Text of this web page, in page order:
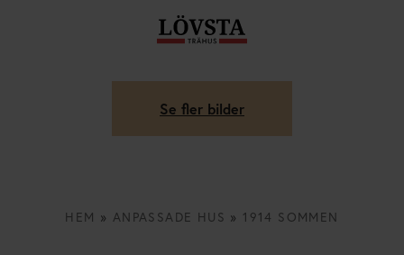
Se fler bilder
HEM » ANPASSADE HUS » 1914 SOMMEN